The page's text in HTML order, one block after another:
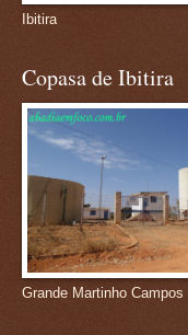
Ibitira
Copasa de Ibitira
Grande Martinho Campos